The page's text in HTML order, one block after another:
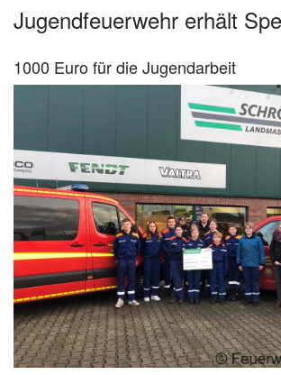
Jugendfeuerwehr erhält
1000 Euro für die Jugendarbeit